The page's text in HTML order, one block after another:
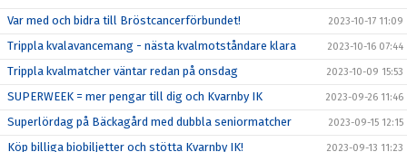
Var med och bidra till Bröstcancerförbundet! 2023-10-17 11:09
Trippla kvalavancemang - nästa kvalmotståndare klara 2023-10-16 07:44
Trippla kvalmatcher väntar redan på onsdag 2023-10-09 15:53
SUPERWEEK = mer pengar till dig och Kvarnby IK 2023-09-26 11:46
Superlördag på Bäckagård med dubbla seniormatcher 2023-09-15 12:15
Köp billiga biobiljetter och stötta Kvarnby IK! 2023-09-13 11:23